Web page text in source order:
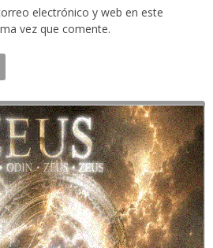
electrónico y web en este
vez que comente.